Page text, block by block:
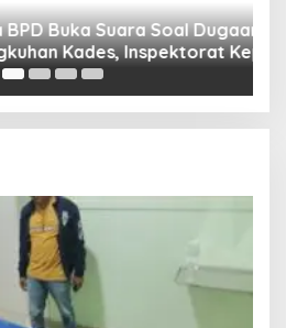
Suara Soal Dugaan
Inspektorat Kepahiang
Kades Suro Muncar